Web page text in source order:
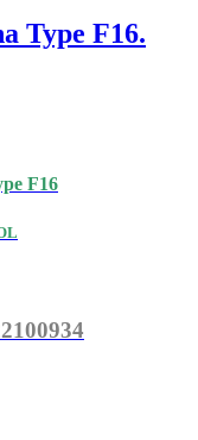
Type F16.
F16